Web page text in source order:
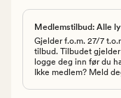
Medlemstilbud: Alle
Gjelder f.o.m. 27/7
tilbud. Tilbudet
logge deg inn før du
Ikke medlem? Meld